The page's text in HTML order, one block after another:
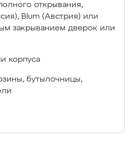
открывания,
Blum (Австрия) или
закрыванием дверок или
корпуса
бутылочницы,